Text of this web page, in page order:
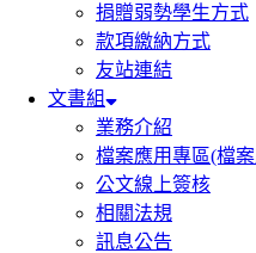
捐贈弱勢學生方式
款項繳納方式
友站連結
文書組
業務介紹
檔案應用專區(檔
公文線上簽核
相關法規
訊息公告